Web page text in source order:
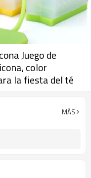
Juego de
color
la fiesta del té
MÁS